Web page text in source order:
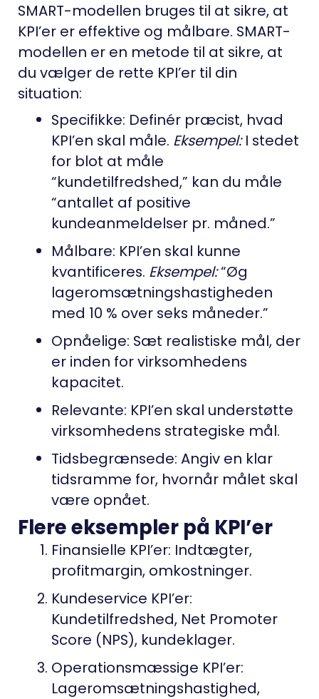
SMART-modellen bruges til at sikre, at
KPI’er er effektive og målbare. SMART-
modellen er en metode til at sikre, at
du vælger de rette KPI’er til din
situation:
Specifikke: Definér præcist, hvad
KPI’en skal måle. Eksempel:I stedet
for blot at måle
“kundetilfredshed,” kan du måle
“antallet af positive
kundeanmeldelser pr. måned.”
Målbare: KPI’en skal kunne
kvantificeres. Eksempel:“Øg
lageromsætningshastigheden
med 10 % over seks måneder.”
Opnåelige: Sæt realistiske mål, der
er inden for virksomhedens
kapacitet.
Relevante: KPI’en skal understøtte
virksomhedens strategiske mål.
Tidsbegrænsede: Angiv en klar
tidsramme for, hvornår målet skal
være opnået.
Flere eksempler på KPI’er
Finansielle KPI’er: Indtægter,
profitmargin, omkostninger.
Kundeservice KPI’er:
Kundetilfredshed, Net Promoter
Score (NPS), kundeklager.
Operationsmæssige KPI’er:
Lageromsætningshastighed,